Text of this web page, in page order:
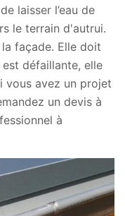
laisser l’eau de
le terrain d'autrui.
façade. Elle doit
défaillante, elle
vous avez un projet
un devis à
à